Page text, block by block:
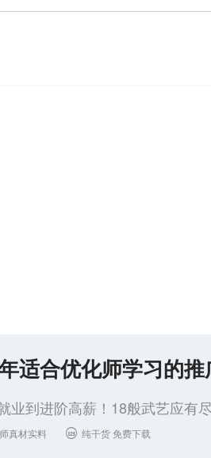
适合优化师学习的
业到进阶高薪！18般武艺应有
真材实料  纯干货 免费下载